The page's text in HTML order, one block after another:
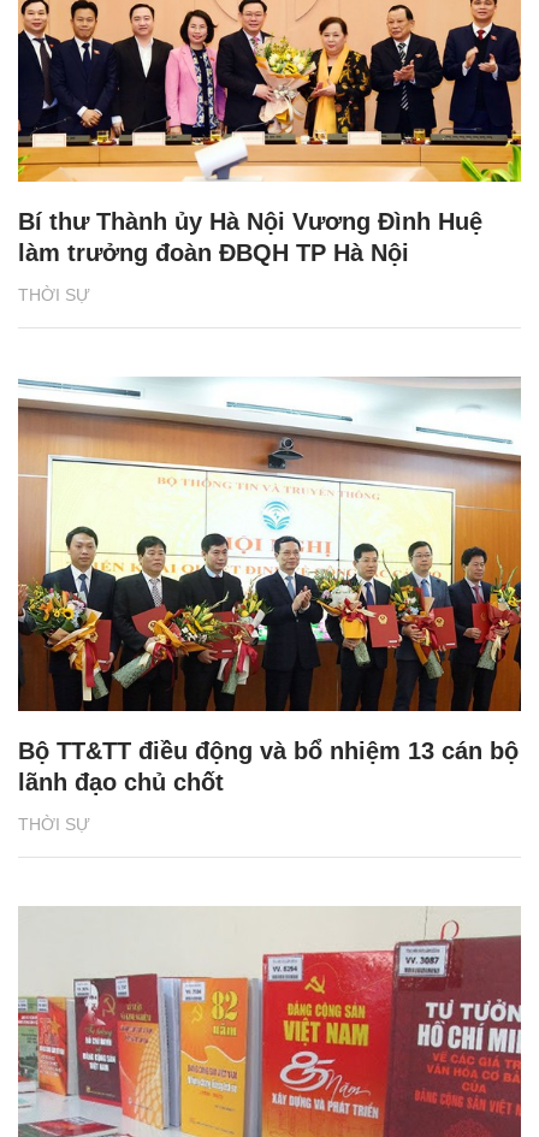
THỜI SỰ
Bí thư Thành ủy Hà Nội Vương Đình Huệ
làm trưởng đoàn ĐBQH TP Hà Nội
THỜI SỰ
Bộ TT&TT điều động và bổ nhiệm 13 cán bộ
lãnh đạo chủ chốt